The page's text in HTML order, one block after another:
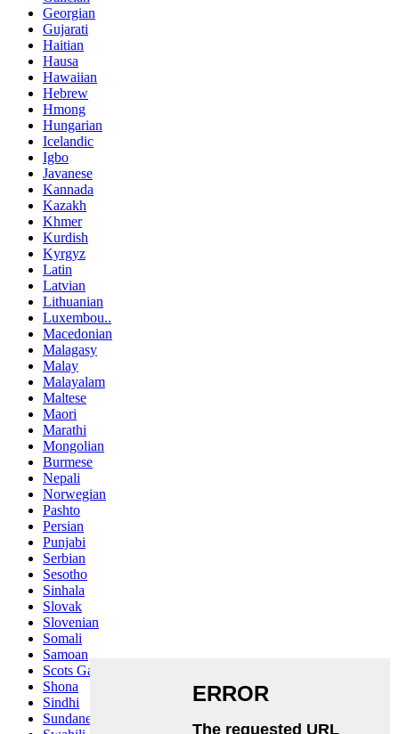
Georgian
Gujarati
Haitian
Hausa
Hawaiian
Hebrew
Hmong
Hungarian
Icelandic
Igbo
Javanese
Kannada
Kazakh
Khmer
Kurdish
Kyrgyz
Latin
Latvian
Lithuanian
Luxembou..
Macedonian
Malagasy
Malay
Malayalam
Maltese
Maori
Marathi
Mongolian
Burmese
Nepali
Norwegian
Pashto
Persian
Punjabi
Serbian
Sesotho
Sinhala
Slovak
Slovenian
Somali
Samoan
Scots Gaelic
Shona
Sindhi
Sundanese